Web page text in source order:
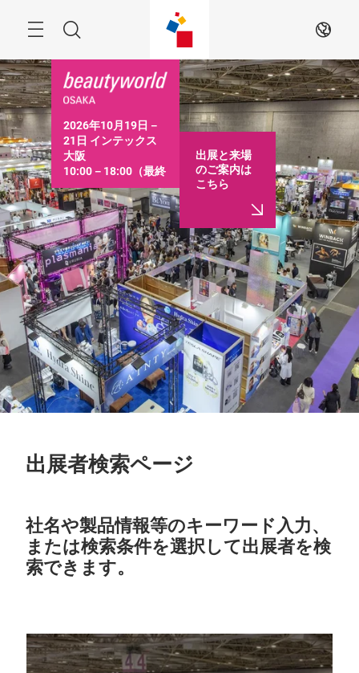
す
る
索
JA
2026年10月19日－
21日 インテックス
大阪
10:00－18:00（最終
日は16:30まで）
出展と来場
のご案内は
こちら
出展者検索ページ
社名や製品情報等のキーワード入力、
または検索条件を選択して出展者を検
索できます。